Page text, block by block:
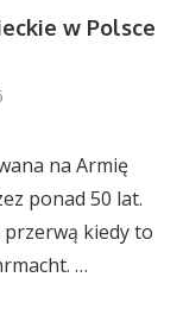
w Polsce
na Armię
ponad 50 lat.
kiedy to
…